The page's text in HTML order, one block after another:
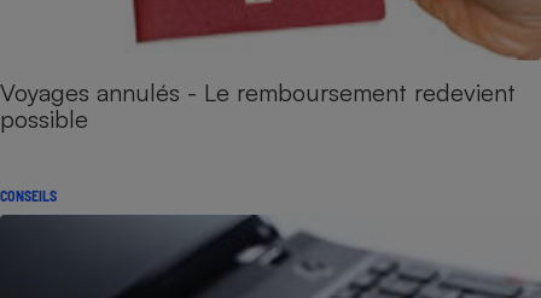
Voyages annulés - Le remboursement redevient
possible
CONSEILS